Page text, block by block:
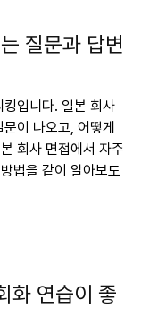
질문과 답변
입니다. 일본 회사
이 나오고, 어떻게
회사 면접에서 자주
법을 같이 알아보도
화 연습이 좋